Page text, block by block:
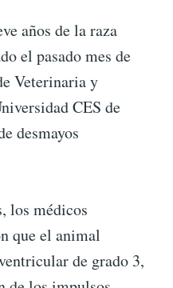
años de la raza
el pasado mes de
Veterinaria y
CES de
desmayos
los médicos
que el animal
de grado 3,